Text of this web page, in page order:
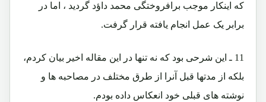
که اینکار موجب برافروختگی محمد داؤد گردید ، اما در
برابر یک عمل انجام یافته قرار گرفت.
11 ـ این شرحی بود که نه تنها در این مقاله اخیر بیان کردم،
بلکه از مدتها قبل آنرا از طرق مختلف در مصاحبه ها و
نوشته های قبلی خود انعکاس داده بودم.